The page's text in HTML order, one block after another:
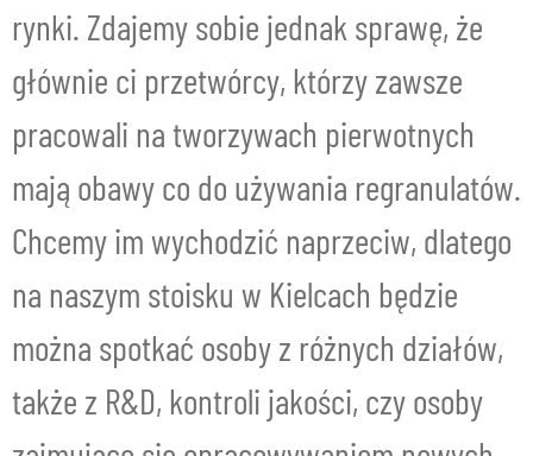
rynki. Zdajemy sobie jednak sprawę, że
głównie ci przetwórcy, którzy zawsze
pracowali na tworzywach pierwotnych
mają obawy co do używania regranulatów.
Chcemy im wychodzić naprzeciw, dlatego
na naszym stoisku w Kielcach będzie
można spotkać osoby z różnych działów,
także z R&D, kontroli jakości, czy osoby